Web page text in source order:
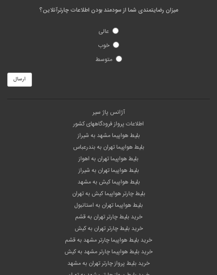
میزان رضایتمندی شما از سودمند بودن اطلاعات چارترآنلاین؟
عالی
خوب
متوسط
ارسال
آژانس پاژ سیر
اطلاعات پرواز فرودگاههای کشور
بلیط هواپیما مشهد به شیراز
بلیط هواپیما تهران به بندرعباس
بلیط هواپیما تهران به اهواز
بلیط هواپیما تهران به شیراز
بلیط هواپیما کیش به مشهد
بلیط چارتر هواپیما کیش به تهران
بلیط هواپیما تهران به استانبول
خرید بلیط چارتر تهران به قشم
خرید بلیط چارتر تهران به کیش
خرید بلیط هواپیما چارتر مشهد به قشم
خرید بلیط هواپیما چارتر مشهد به کیش
خرید بلیط پرواز چارتر تهران به مشهد